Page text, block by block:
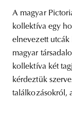
A magyar
kollektíva egy
elnevezett
magyar
kollektíva két
kérdeztük
találkozásokról,